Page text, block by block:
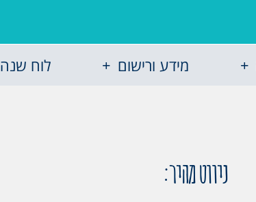
מידע ורישום לוח שנה
ניווט מהיר: